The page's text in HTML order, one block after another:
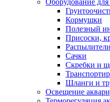
Оборудование
Кормушки
Полезный
Присоски,
Распылители
Сачки
Скребки и
Шланги и
Освещение